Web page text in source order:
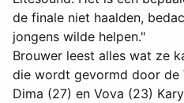
de finale niet haalden,
jongens wilde helpen."
Brouwer leest alles wat ze
die wordt gevormd door de
Dima (27) en Vova (23)